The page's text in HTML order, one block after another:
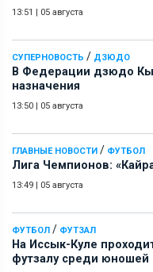
13:51 | 05 августа
СУПЕРНОВОСТЬ / ДЗЮДО
В Федерации дзюдо
назначения
13:50 | 05 августа
ГЛАВНЫЕ НОВОСТИ / ФУТБОЛ
Лига Чемпионов:
13:49 | 05 августа
ФУТБОЛ / ФУТЗАЛ
На Иссык-Куле
футзалу среди юношей